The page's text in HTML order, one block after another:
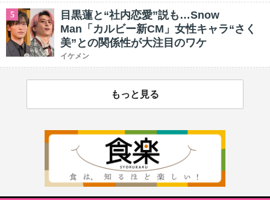
5
目黒蓮と“社内恋愛”説も…Snow
Man「カルビー新CM」女性キャラ“さく
美”との関係性が大注目のワケ
イケメン
もっと見る